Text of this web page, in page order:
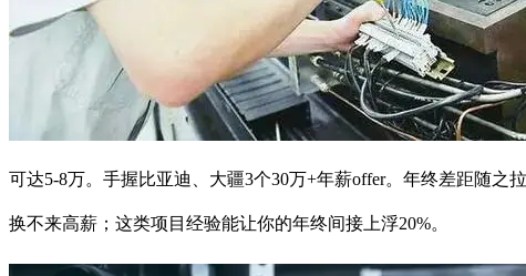
可达5-8万。手握比亚迪、大疆3个30万+年薪offer。年终差距随之
换不来高薪；这类项目经验能让你的年终间接上浮20%。